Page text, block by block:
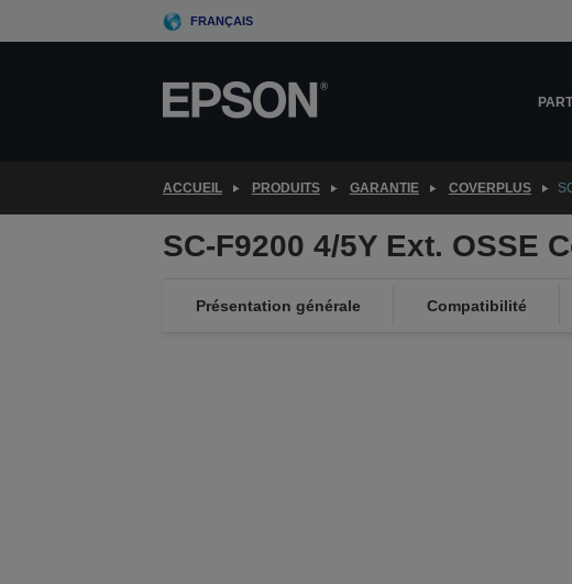
to
FRANÇAIS
ACCUEIL PRODUITS GARANTIE COVERPLUS
SC-F9200 4/5Y Ext. OSSE
Présentation générale Compatibilité